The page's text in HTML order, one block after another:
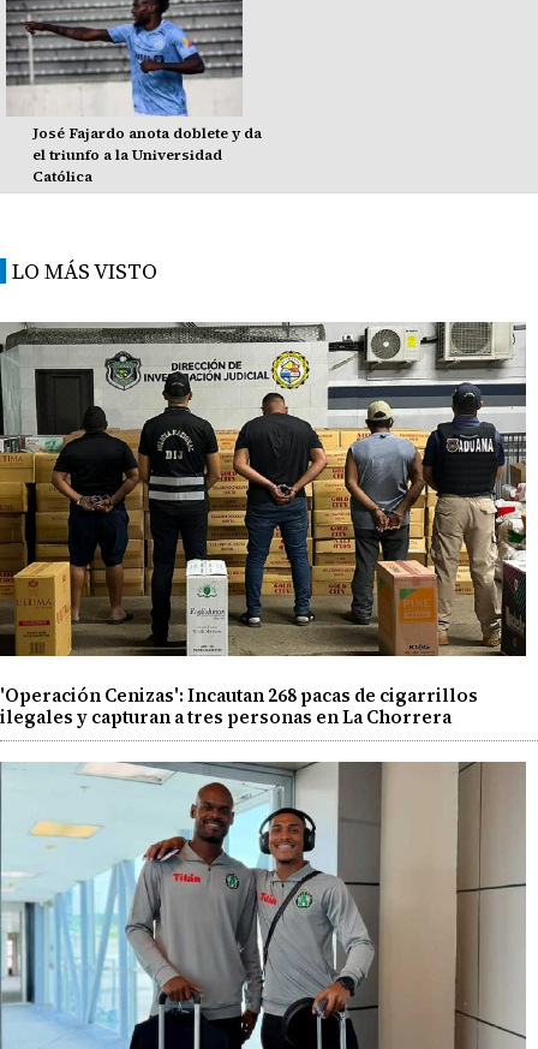
José Fajardo anota doblete y da
el triunfo a la Universidad
Católica
LO MÁS VISTO
'Operación Cenizas': Incautan 268 pacas de cigarrillos
ilegales y capturan a tres personas en La Chorrera